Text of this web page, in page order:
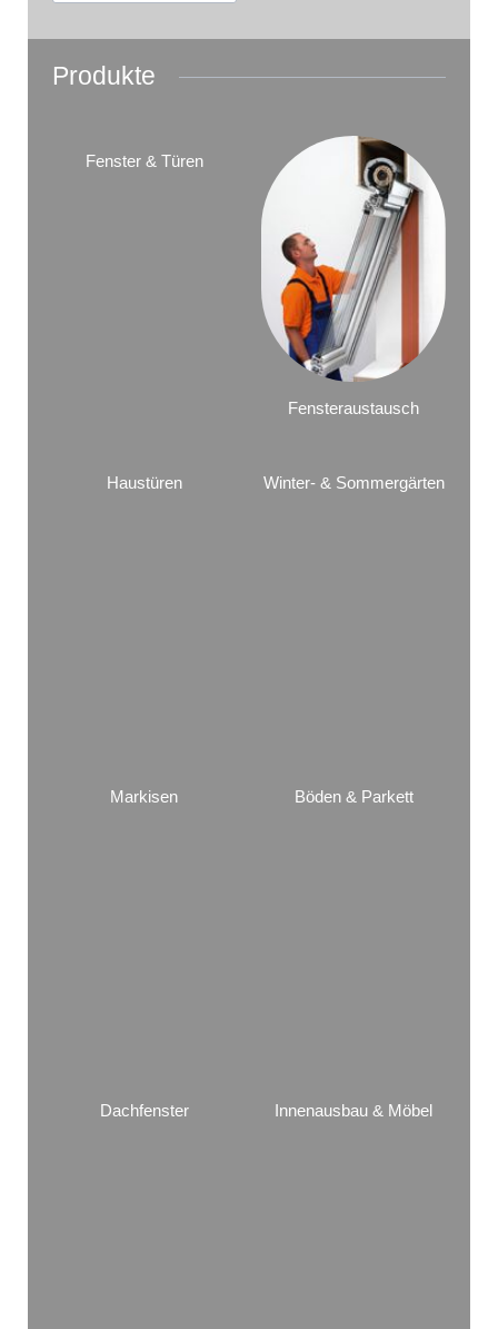
Produkte
Fenster & Türen
Fensteraustausch
Haustüren Winter- & Sommergärten
Markisen Böden & Parkett
Dachfenster Innenausbau & Möbel